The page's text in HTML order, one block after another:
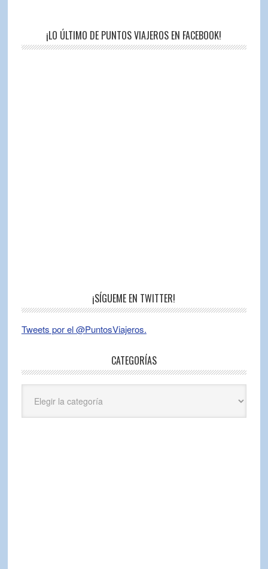
¡LO ÚLTIMO DE PUNTOS VIAJEROS EN FACEBOOK!
¡SÍGUEME EN TWITTER!
Tweets por el @PuntosViajeros.
CATEGORÍAS